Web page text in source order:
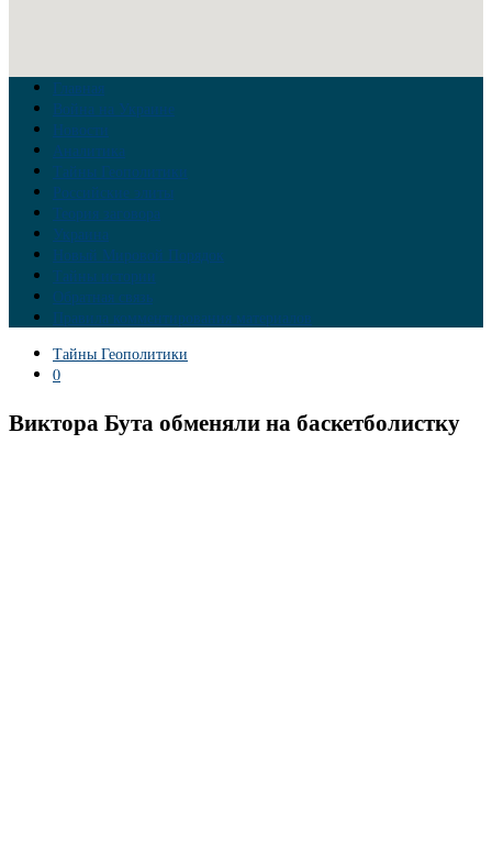
Главная
Война на Украине
Новости
Аналитика
Тайны Геополитики
Российские элиты
Теория заговора
Украина
Новый Мировой Порядок
Тайны истории
Обратная связь
Правила комментирования материалов
Тайны Геополитики
0
Виктора Бута обменяли на баскетболистку